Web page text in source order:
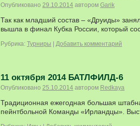
Опубликовано 29.10.2014 автором Garik
Так как младший состав – «Друиды»
вышла в финал Кубка России, который
Рубрика: Турниры Добавить комментарий
11 октября 2014 БАТЛФИЛД-6
Опубликовано 25.10.2014 автором Redkaya
Традиционная ежегодная большая
пейнтбольной Команды «Ирландцы».